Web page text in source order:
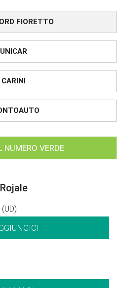
FIORETTO
UNICAR
CARINI
NUMERO VERDE